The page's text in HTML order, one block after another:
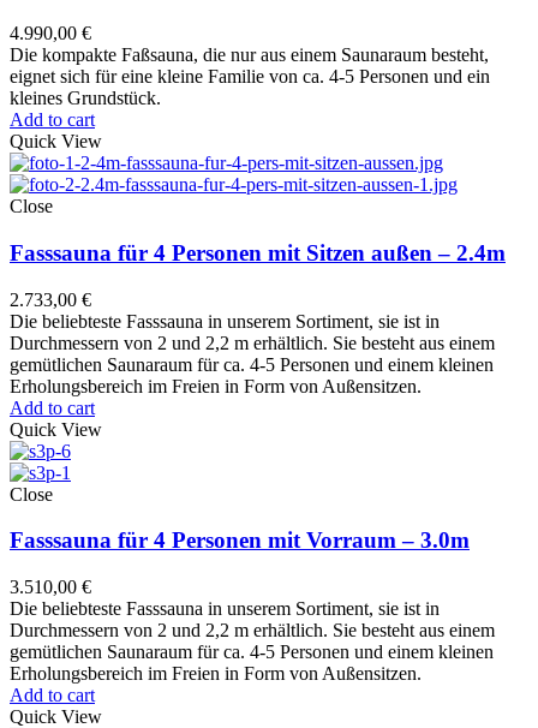
4.990,00 €
Die kompakte Faßsauna, die nur aus einem Saunaraum besteht,
eignet sich für eine kleine Familie von ca. 4-5 Personen und ein
kleines Grundstück.
Add to cart
Quick View
Close
Fasssauna für 4 Personen mit Sitzen außen – 2.4m
2.733,00 €
Die beliebteste Fasssauna in unserem Sortiment, sie ist in
Durchmessern von 2 und 2,2 m erhältlich. Sie besteht aus einem
gemütlichen Saunaraum für ca. 4-5 Personen und einem kleinen
Erholungsbereich im Freien in Form von Außensitzen.
Add to cart
Quick View
Close
Fasssauna für 4 Personen mit Vorraum – 3.0m
3.510,00 €
Die beliebteste Fasssauna in unserem Sortiment, sie ist in
Durchmessern von 2 und 2,2 m erhältlich. Sie besteht aus einem
gemütlichen Saunaraum für ca. 4-5 Personen und einem kleinen
Erholungsbereich im Freien in Form von Außensitzen.
Add to cart
Quick View